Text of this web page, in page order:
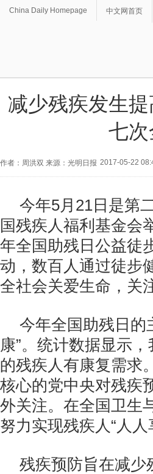
China Daily Homepage 中文网首页
减少残疾发生
七
作者：周洪双 来源：光明日报 2017-05-22
今年5月21日是第
国残疾人福利基金
年全国助残日公益徒
动，数百人通过徒步
全社会关爱生命，关
今年全国助残日的
康”。统计数据显示
的残疾人有康复需求
核心的党中央对残疾
外关注。在全国卫生
努力实现残疾人“人
残疾预防旨在减少